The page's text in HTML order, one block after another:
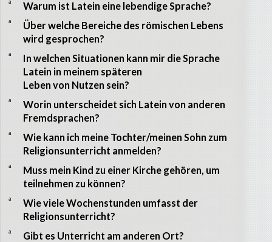
a Warum ist Latein eine lebendige Sprache?
a
Über welche Bereiche des römischen Lebens
wird gesprochen?
a
In welchen Situationen kann mir die Sprache
Latein in meinem späteren
Leben von Nutzen sein?
a
Worin unterscheidet sich Latein von anderen
Fremdsprachen?
a
Wie kann ich meine Tochter/meinen Sohn zum
Religionsunterricht anmelden?
a
Muss mein Kind zu einer Kirche gehören, um
teilnehmen zu können?
a
Wie viele Wochenstunden umfasst der
Religionsunterricht?
a Gibt es Unterricht am anderen Ort?